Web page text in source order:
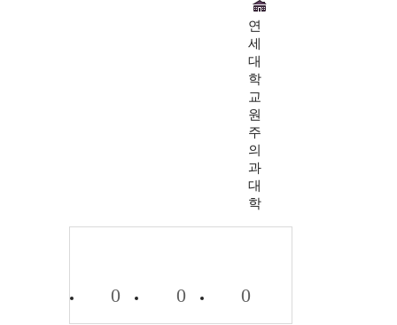
연
세
대
학
교
원
주
의
과
대
학
0 0 0